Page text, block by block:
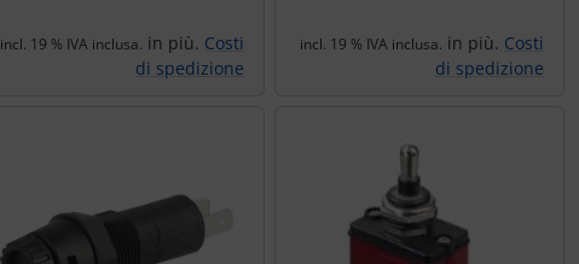
incl. 19 % IVA inclusa. in più. Costi
di spedizione
incl. 19 % IVA inclusa. in più. Costi
di spedizione